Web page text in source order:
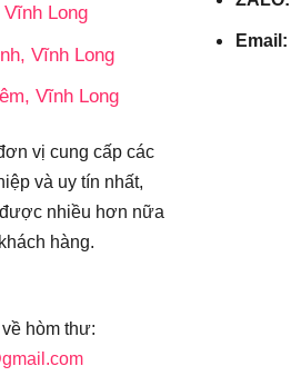
Long
Vĩnh Long
Vĩnh Long
vị cung cấp các
và uy tín nhất,
nhiều hơn nữa
hàng.
hòm thư:
Email: